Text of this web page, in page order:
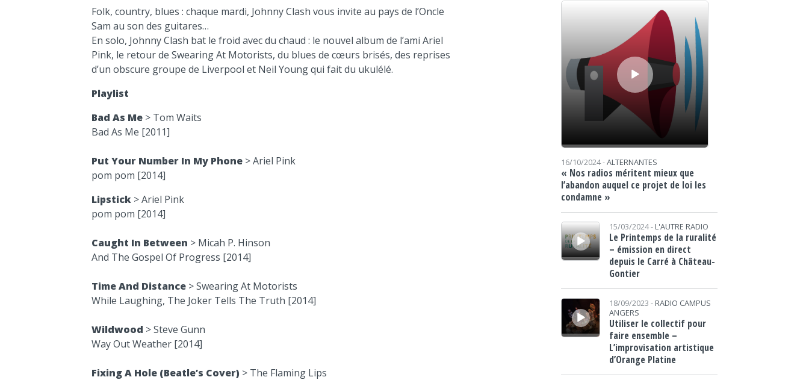
Folk, country, blues : chaque mardi, Johnny Clash vous invite au pays de l’Oncle
Sam au son des guitares…
En solo, Johnny Clash bat le froid avec du chaud : le nouvel album de l’ami Ariel
Pink, le retour de Swearing At Motorists, du blues de cœurs brisés, des reprises
d’un obscure groupe de Liverpool et Neil Young qui fait du ukulélé.
Playlist
Bad As Me > Tom Waits
Bad As Me [2011]
Put Your Number In My Phone > Ariel Pink
pom pom [2014]
Lipstick > Ariel Pink
pom pom [2014]
Caught In Between > Micah P. Hinson
And The Gospel Of Progress [2014]
Time And Distance > Swearing At Motorists
While Laughing, The Joker Tells The Truth [2014]
Wildwood > Steve Gunn
Way Out Weather [2014]
Fixing A Hole (Beatle’s Cover) > The Flaming Lips
16/10/2024 -ALTERNANTES
« Nos radios méritent mieux que
l’abandon auquel ce projet de loi les
condamne »
Lecteur audio
15/03/2024 - L'AUTRE RADIO
Le Printemps de la ruralité
– émission en direct
depuis le Carré à Château-
Gontier
Lecteur audio
18/09/2023 - RADIO CAMPUS
ANGERS
Utiliser le collectif pour
faire ensemble –
L’improvisation artistique
d’Orange Platine